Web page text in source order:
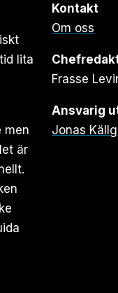
lita
men
är
Kontakt
Om oss
Frasse
Ansvarig
Jonas